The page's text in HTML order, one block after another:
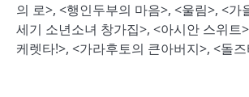
의 로>, <행인두부의 마음>, <울림>, <가
세기 소년소녀 창가집>, <아시안 스위트
케렛타!>, <가라후토의 큰아버지>, <돌